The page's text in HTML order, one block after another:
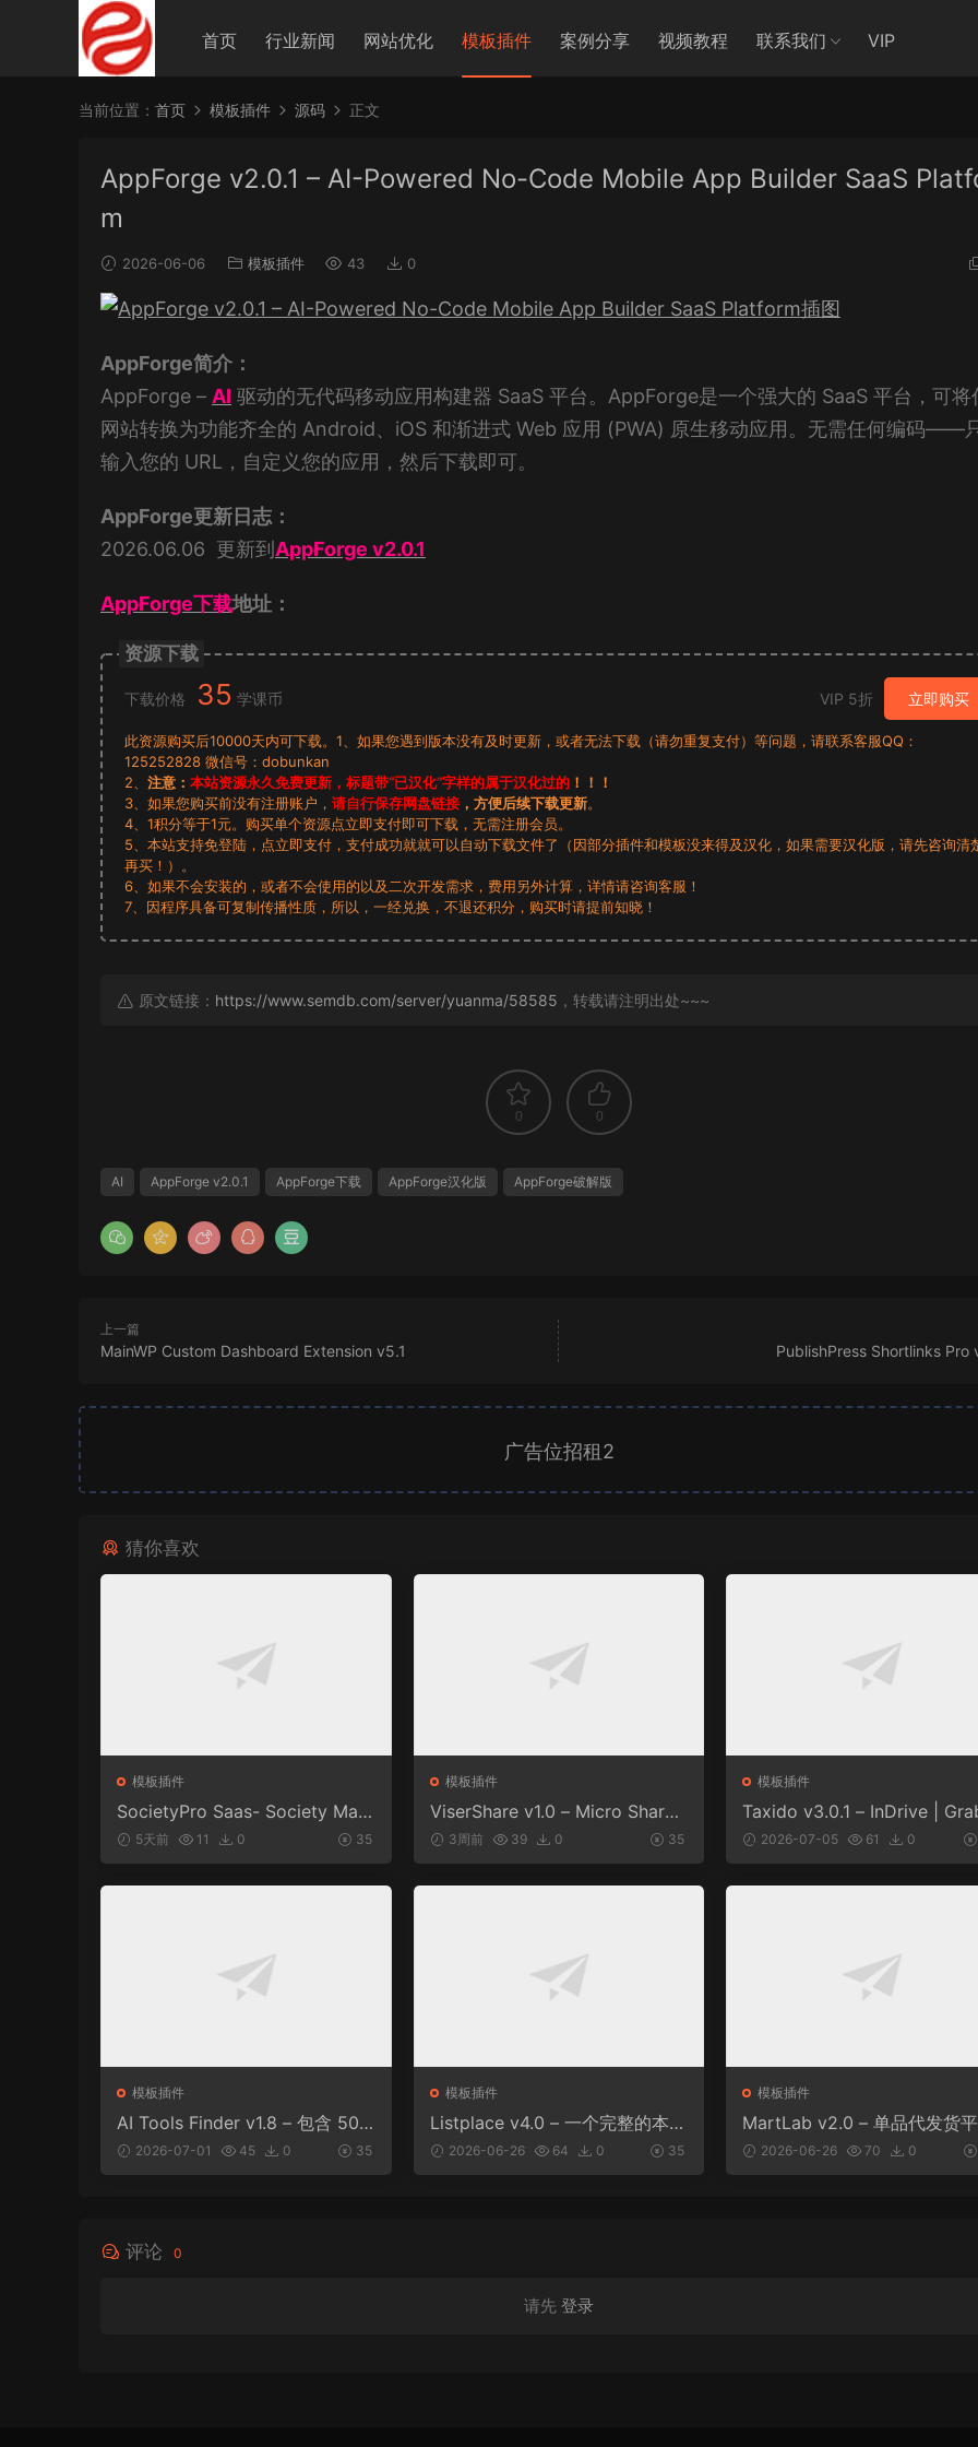
首页 行业新闻 网站优化 模板插件 案例分享 视频教程 联系我们 VIP
当前位置： 首页 模板插件 源码 正文
AppForge v2.0.1 – AI-Powered No-Code Mobile App Builder SaaS
m
2026-06-06 模板插件 43 0
AppForge简介：
AppForge – AI 驱动的无代码移动应用构建器 SaaS 平台。AppForge是一个强大的 SaaS 平台，可将
网站转换为功能齐全的 Android、iOS 和渐进式 Web 应用 (PWA) 原生移动应用。无需任何编码——
输入您的 URL，自定义您的应用，然后下载即可。
AppForge更新日志：
2026.06.06 更新到 AppForge v2.0.1
AppForge下载地址：
资源下载
下载价格 35 学课币 VIP 5折 立即购买
此资源购买后10000天内可下载。1、如果您遇到版本没有及时更新，或者无法下载（请勿重复支付）等问题，请联系客服QQ：
125252828 微信号：dobunkan
2、 注意： 本站资源永久免费更新，标题带“已汉化”字样的属于汉化过的 ！！！
3、如果您购买前没有注册账户， 请自行保存网盘链接 ，方便后续下载更新。
4、1积分等于1元。购买单个资源点立即支付即可下载，无需注册会员。
5、本站支持免登陆，点立即支付，支付成功就就可以自动下载文件了（因部分插件和模板没来得及汉化，如果需要汉化版，请先咨询清
再买！）。
6、如果不会安装的，或者不会使用的以及二次开发需求，费用另外计算，详情请咨询客服！
7、因程序具备可复制传播性质，所以，一经兑换，不退还积分，购买时请提前知晓！
原文链接： https://www.semdb.com/server/yuanma/58585 ，转载请注明出处~~~
0 0
AI AppForge v2.0.1 AppForge下载 AppForge汉化版 AppForge破解版
上一篇
MainWP Custom Dashboard Extension v5.1 PublishPress Shortlinks Pro
广告位招租2
猜你喜欢
模板插件
SocietyPro Saas- Society Man
agement Software v1.0.73
5天前 11 0 35
模板插件
ViserShare v1.0 – Micro Share
Trading And Prediction Platfor
3周前 39 0 35
模板插件
Taxido v3.0.1 – InDrive |
Uber Clone | Taxi Booking
2026-07-05 61 0
模板插件
AI Tools Finder v1.8 – 包含 500
0 多种工具、订阅、广告和联盟
2026-07-01 45 0 35
模板插件
Listplace v4.0 – 一个完整的本地
商家名录平台
2026-06-26 64 0 35
模板插件
MartLab v2.0 – 单品代发货
2026-06-26 70 0
评论 0
请先 登录